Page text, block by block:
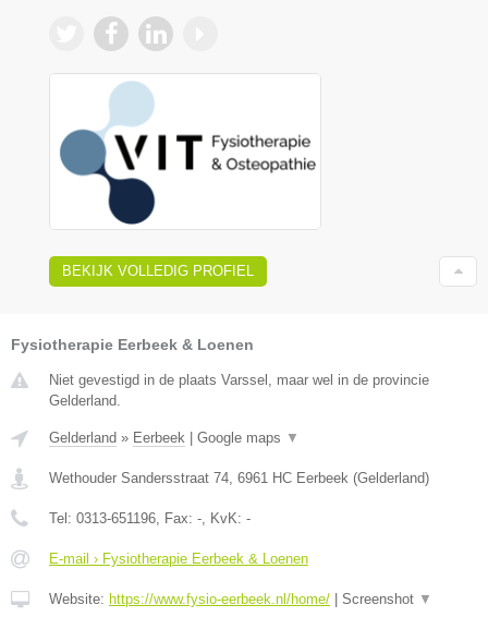
BEKIJK VOLLEDIG PROFIEL
Fysiotherapie Eerbeek & Loenen
Niet gevestigd in de plaats Varssel, maar wel in de provincie
Gelderland.
Gelderland » Eerbeek Google maps ▼
Wethouder Sandersstraat 74, 6961 HC Eerbeek (Gelderland)
Tel: 0313-651196, Fax: -, KvK: -
E-mail › Fysiotherapie Eerbeek & Loenen
Website: https://www.fysio-eerbeek.nl/home/ Screenshot ▼